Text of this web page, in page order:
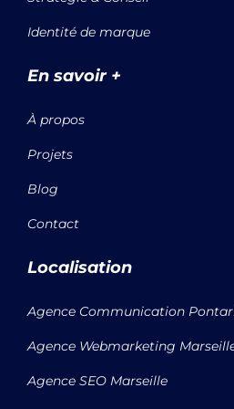
Identité de marque
En savoir +
À propos
Projets
Blog
Contact
Localisation
Agence Communication
Agence Webmarketing
Agence SEO Marseille